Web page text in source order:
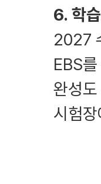
6. 학
2027
EBS
완성
시험